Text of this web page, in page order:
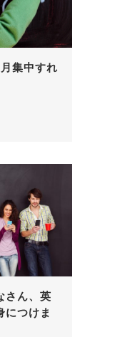
集中すれ
さん、英
につけま